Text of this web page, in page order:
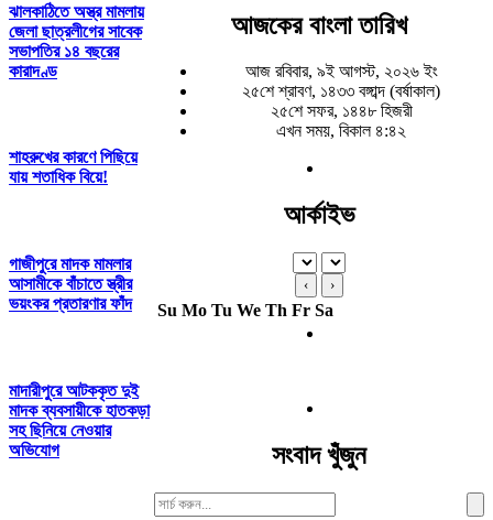
ঝালকাঠিতে অস্ত্র মামলায়
জেলা ছাত্রলীগের সাবেক
সভাপতির ১৪ বছরের
কারাদণ্ড
শাহরুখের কারণে পিছিয়ে
যায় শতাধিক বিয়ে!
গাজীপুরে মাদক মামলার
আসামীকে বাঁচাতে স্ত্রীর
ভয়ংকর প্রতারণার ফাঁদ
মাদারীপুরে আটককৃত দুই
মাদক ব্যবসায়ীকে হাতকড়া
সহ ছিনিয়ে নেওয়ার
অভিযোগ
আজকের বাংলা তারিখ
আজ রবিবার, ৯ই আগস্ট, ২০২৬ ইং
২৫শে শ্রাবণ, ১৪৩৩ বঙ্গাব্দ (বর্ষাকাল)
২৫শে সফর, ১৪৪৮ হিজরী
এখন সময়, বিকাল ৪:৪২
আর্কাইভ
‹ ›
Su Mo Tu We Th Fr Sa
সংবাদ খুঁজুন
Search